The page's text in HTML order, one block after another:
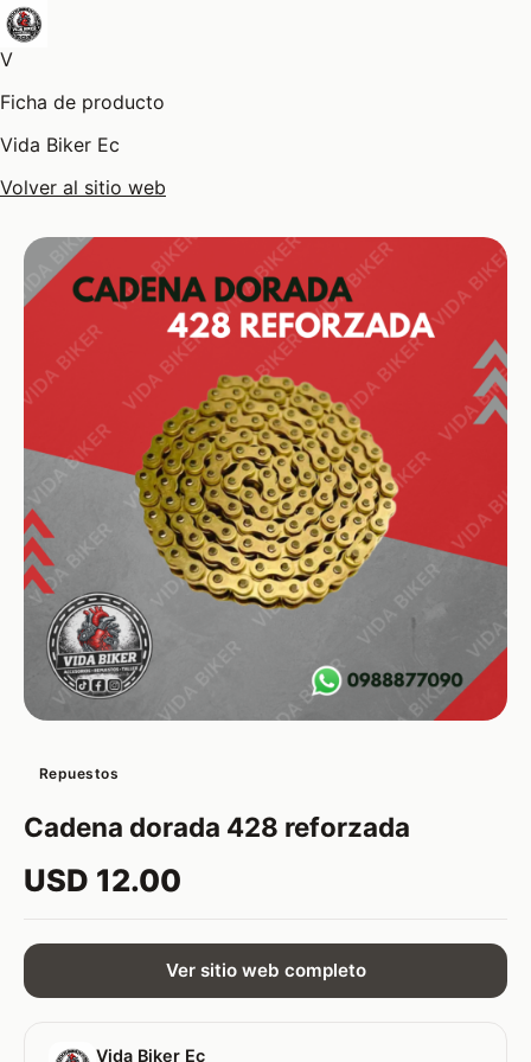
V
Ficha de producto
Vida Biker Ec
Volver al sitio web
Repuestos
Cadena dorada 428 reforzada
USD 12.00
Ver sitio web completo
Vida Biker Ec